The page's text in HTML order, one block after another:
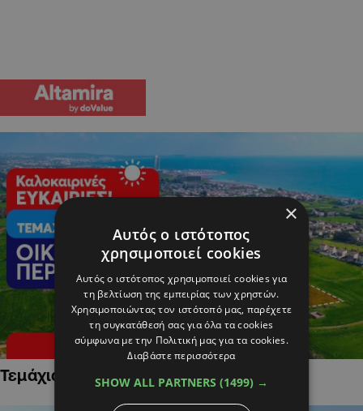
Τεμάχια Γης σε Οικιστικές Περιοχές
×
Αυτός ο ιστότοπος
χρησιμοποιεί cookies
Αυτός ο ιστότοπος χρησιμοποιεί cookies για
τη βελτίωση της εμπειρίας των χρηστών.
Χρησιμοποιώντας τον ιστότοπό μας, παρέχετε
τη συγκατάθεσή σας για όλα τα cookies
σύμφωνα με την Πολιτική μας για τα cookies.
Διαβάστε περισσότερα
SHOW ALL PARTNERS (1499) →